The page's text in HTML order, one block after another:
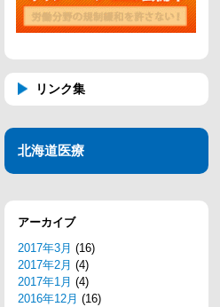
リンク集
北海道医療
アーカイブ
2017年3月 (16)
2017年2月 (4)
2017年1月 (4)
2016年12月 (16)